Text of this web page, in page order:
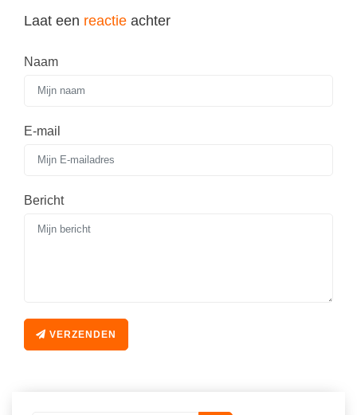
Laat een reactie achter
Naam
E-mail
Bericht
VERZENDEN